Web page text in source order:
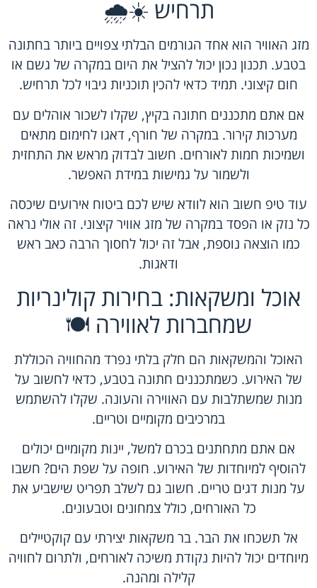
תרחיש ☀️🌧️
מזג האוויר הוא אחד הגורמים הבלתי צפויים ביותר בחתונה
בטבע. תכנון נכון יכול להציל את היום במקרה של גשם או
חום קיצוני. תמיד כדאי להכין תוכניות גיבוי לכל תרחיש.
אם אתם מתכננים חתונה בקיץ, שקלו לשכור אוהלים עם
מערכות קירור. במקרה של חורף, דאגו לחימום מתאים
ושמיכות חמות לאורחים. חשוב לבדוק מראש את התחזית
ולשמור על גמישות במידת האפשר.
עוד טיפ חשוב הוא לוודא שיש לכם ביטוח אירועים שיכסה
כל נזק או הפסד במקרה של מזג אוויר קיצוני. זה אולי נראה
כמו הוצאה נוספת, אבל זה יכול לחסוך הרבה כאב ראש
ודאגות.
אוכל ומשקאות: בחירות קולינריות
שמחברות לאווירה 🍽️
האוכל והמשקאות הם חלק בלתי נפרד מהחוויה הכוללת
של האירוע. כשמתכננים חתונה בטבע, כדאי לחשוב על
מנות שמשתלבות עם האווירה והעונה. שקלו להשתמש
במרכיבים מקומיים וטריים.
אם אתם מתחתנים בכרם למשל, יינות מקומיים יכולים
להוסיף למיוחדות של האירוע. חופה על שפת הים? חשבו
על מנות דגים טריים. חשוב גם לשלב תפריט שישביע את
כל האורחים, כולל צמחונים וטבעונים.
אל תשכחו את הבר. בר משקאות יצירתי עם קוקטיילים
מיוחדים יכול להיות נקודת משיכה לאורחים, ולתרום לחוויה
קלילה ומהנה.